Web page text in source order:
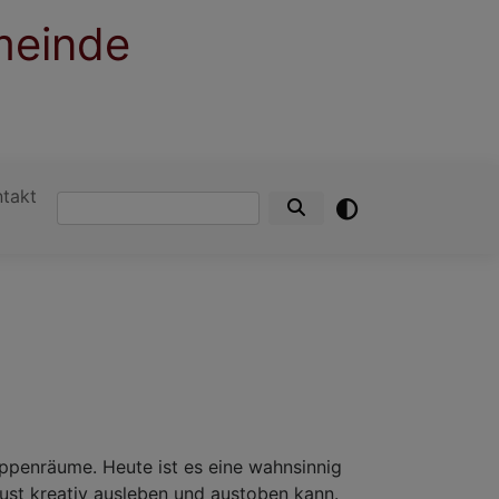
Suche
Heute ist es eine wahnsinnig
kreativ ausleben und austoben kann.